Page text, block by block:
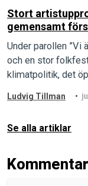
Stort
gemensamt
Under parollen ”Vi
och en stor
klimatpolitik, det
Ludvig Tillman
Se alla artiklar